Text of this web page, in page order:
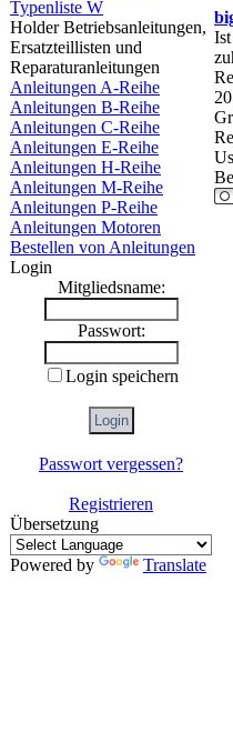
Typenliste W
Holder Betriebsanleitungen,
Ersatzteillisten und
Reparaturanleitungen
Anleitungen A-Reihe
Anleitungen B-Reihe
Anleitungen C-Reihe
Anleitungen E-Reihe
Anleitungen H-Reihe
Anleitungen M-Reihe
Anleitungen P-Reihe
Anleitungen Motoren
Bestellen von Anleitungen
Login
Mitgliedsname:
Passwort:
Login speichern
Passwort vergessen?
Registrieren
Übersetzung
Powered by Translate